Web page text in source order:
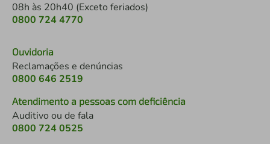
08h às 20h40 (Exceto feriados)
0800 724 4770
Ouvidoria
Reclamações e denúncias
0800 646 2519
Atendimento a pessoas com deficiência
Auditivo ou de fala
0800 724 0525